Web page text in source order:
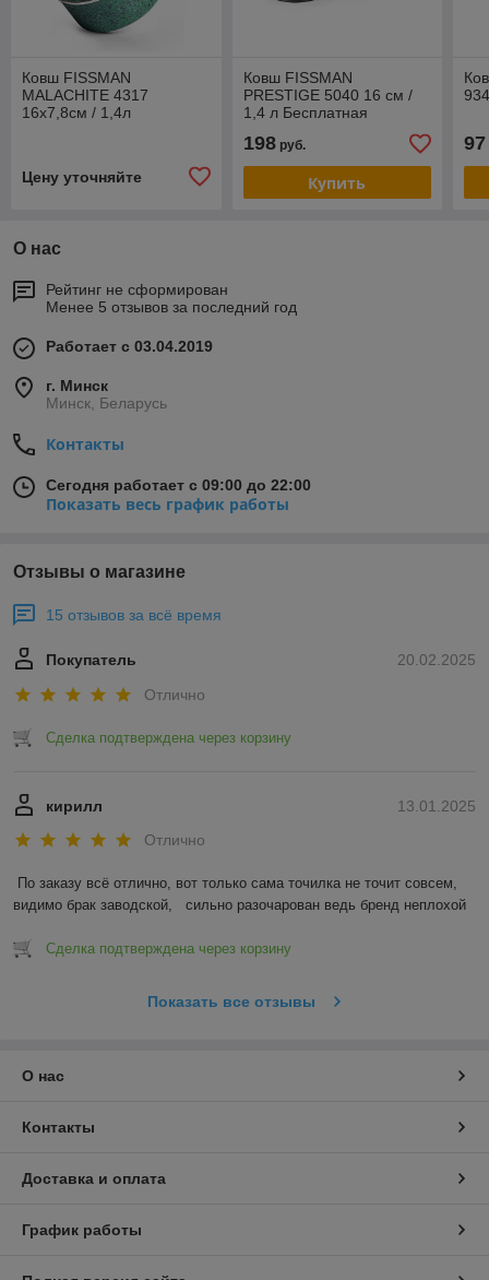
Ковш FISSMAN
MALACHITE 4317
16x7,8см / 1,4л
Цену уточняйте
Ковш FISSMAN
PRESTIGE 5040 16 см /
1,4 л Бесплатная
198руб.
Купить
97
О нас
Рейтинг не сформирован
Менее 5 отзывов за последний год
Работает с 03.04.2019
г. Минск
Минск, Беларусь
Контакты
Сегодня работает с 09:00 до 22:00
Показать весь график работы
Отзывы о магазине
15 отзывов за всё время
20.02.2025
Покупатель
Отлично
Сделка подтверждена через корзину
13.01.2025
кирилл
Отлично
По заказу всё отлично, вот только сама точилка не точит совсем,
видимо брак заводской,   сильно разочарован ведь бренд неплохой
Сделка подтверждена через корзину
Показать все отзывы
О нас
Контакты
Доставка и оплата
График работы